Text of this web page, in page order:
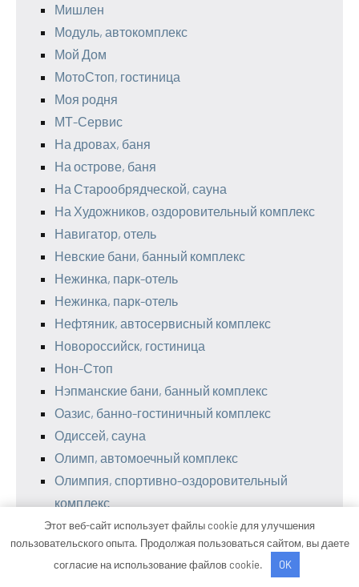
Мишлен
Модуль, автокомплекс
Мой Дом
МотоСтоп, гостиница
Моя родня
МТ-Сервис
На дровах, баня
На острове, баня
На Старообрядческой, сауна
На Художников, оздоровительный комплекс
Навигатор, отель
Невские бани, банный комплекс
Нежинка, парк-отель
Нежинка, парк-отель
Нефтяник, автосервисный комплекс
Новороссийск, гостиница
Нон-Стоп
Нэпманские бани, банный комплекс
Оазис, банно-гостиничный комплекс
Одиссей, сауна
Олимп, автомоечный комплекс
Олимпия, спортивно-оздоровительный
комплекс
Ольгин мост, база отдыха
Островок, сауна
Отдых и здоровье, центр
Этот веб-сайт использует файлы cookie для улучшения
пользовательского опыта. Продолжая пользоваться сайтом, вы даете
согласие на использование файлов cookie.
OK